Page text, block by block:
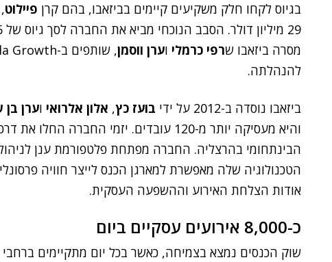
בגיוס לקחו חלק משקיעים קיימים בביזאבו, בהם קרן פיילוט
מסרה ביזאבו שרפי כרמלי וערן ווסמן, שותפים ב-Viola Growth, ו
להנהלתה.
ביזאבו נוסדה ב-2012 על ידי בועז כץ, אלון אלרואי וערן בן
הבינתחומי בהרצליה. החברה מפתחת פלטפורמת ענן לניהול
הטכנולוגיה שלה מאפשרת למארגן הכנס לייצר חוויה
אודות הצלחת האירוע וההשפעה העסקית.
כ-8,000 אירועים עסקיים ביום
שוק הכנסים נמצא בצמיחה, כאשר בכל יום מתקיימים ברחבי העולם כ-8,000 אירועים